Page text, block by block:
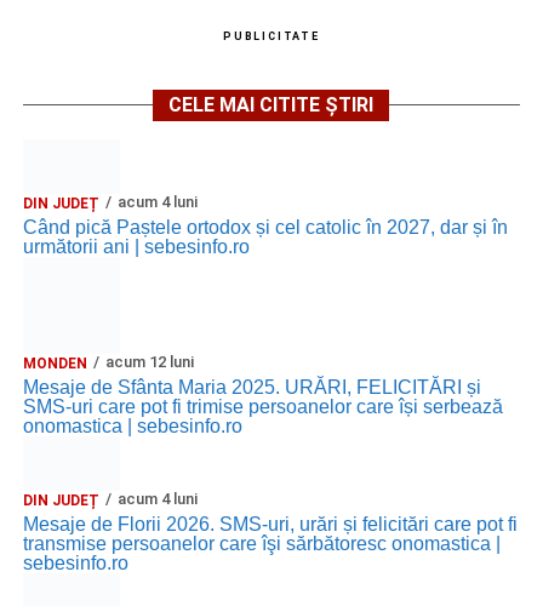
PUBLICITATE
CELE MAI CITITE ȘTIRI
DIN JUDEȚ acum 4 luni
Când pică Paștele ortodox și cel catolic în 2027, dar și în
următorii ani | sebesinfo.ro
MONDEN acum 12 luni
Mesaje de Sfânta Maria 2025. URĂRI, FELICITĂRI și
SMS-uri care pot fi trimise persoanelor care își serbează
onomastica | sebesinfo.ro
DIN JUDEȚ acum 4 luni
Mesaje de Florii 2026. SMS-uri, urări și felicitări care pot fi
transmise persoanelor care îşi sărbătoresc onomastica |
sebesinfo.ro